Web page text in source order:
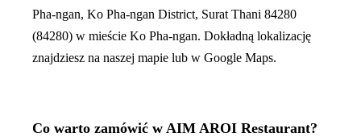
Pha-ngan, Ko Pha-ngan District, Surat Thani 84280
(84280) w mieście Ko Pha-ngan. Dokładną lokalizację
znajdziesz na naszej mapie lub w Google Maps.
Co warto zamówić w AIM AROI Restaurant?